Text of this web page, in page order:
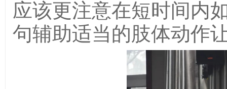
应该更注意在短时间内
句辅助适当的肢体动作